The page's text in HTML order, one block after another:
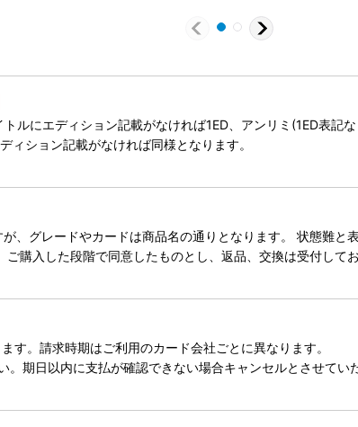
ルにエディション記載がなければ1ED、アンリミ(1ED表記な
ション記載がなければ同様となります。
、グレードやカードは商品名の通りとなります。 状態難と
購入した段階で同意したものとし、返品、交換は受付して
。請求時期はご利用のカード会社ごとに異なります。
期日以内に支払が確認できない場合キャンセルとさせてい